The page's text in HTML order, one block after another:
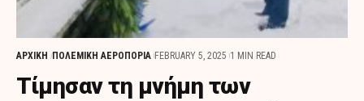
ΑΡΧΙΚΗ ΠΟΛΕΜΙΚΗ ΑΕΡΟΠΟΡΙΑ FEBRUARY 5, 2025 1 MIN READ
Τίμησαν τη μνήμη των